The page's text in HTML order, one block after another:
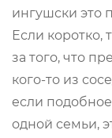
ингушски это
Если коротко,
за того, что
кого-то из
если
одной семьи,